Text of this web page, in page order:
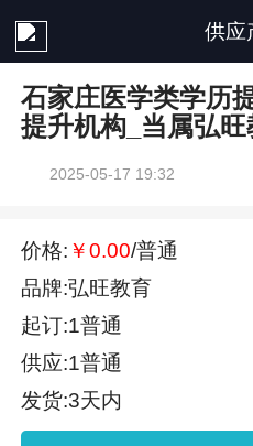
供应
石家庄医学类学历
提升机构_当属弘旺
2025-05-17 19:32
价格: ￥0.00/普通
品牌:弘旺教育
起订:1普通
供应:1普通
发货:3天内